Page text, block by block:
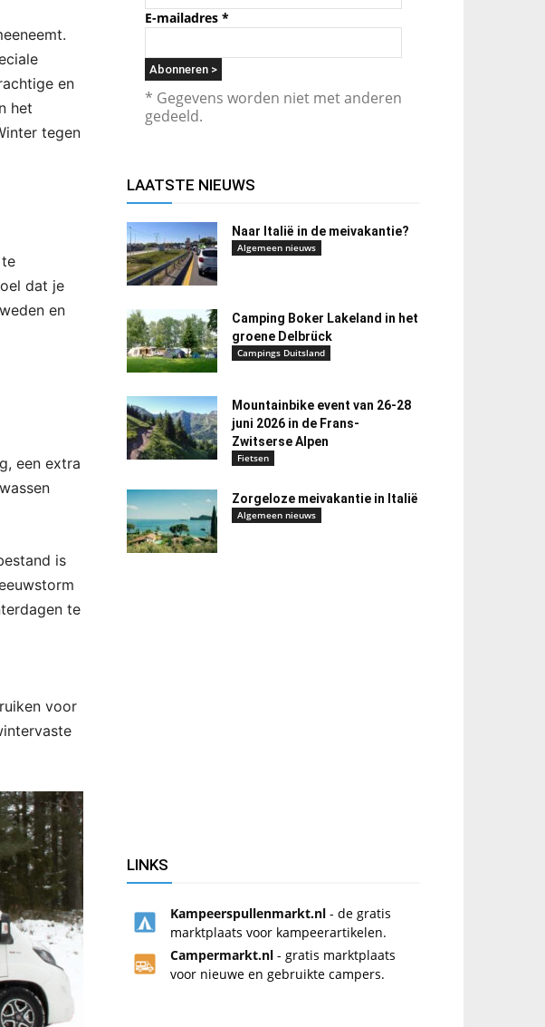
en
het
tegen
dat je
en
een extra
is
te
voor
E-mailadres *
* Gegevens worden niet met anderen
gedeeld.
LAATSTE NIEUWS
Naar Italië in de meivakantie?
Algemeen nieuws
Camping Boker Lakeland in het
groene Delbrück
Campings Duitsland
Mountainbike event van 26-28
juni 2026 in de Frans-
Zwitserse Alpen
Fietsen
Zorgeloze meivakantie in Italië
Algemeen nieuws
LINKS
Kampeerspullenmarkt.nl - de gratis
marktplaats voor kampeerartikelen.
Campermarkt.nl - gratis marktplaats
voor nieuwe en gebruikte campers.